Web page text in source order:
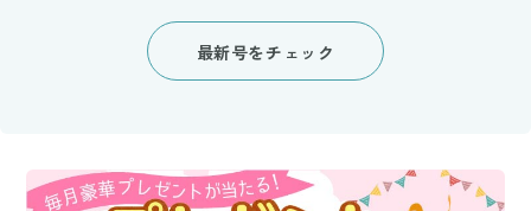
最新号をチェック